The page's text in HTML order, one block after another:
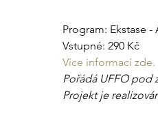
Program: Ekstase
Vstupné: 290 Kč
Více informací zde.
Pořádá UFFO pod
Projekt je